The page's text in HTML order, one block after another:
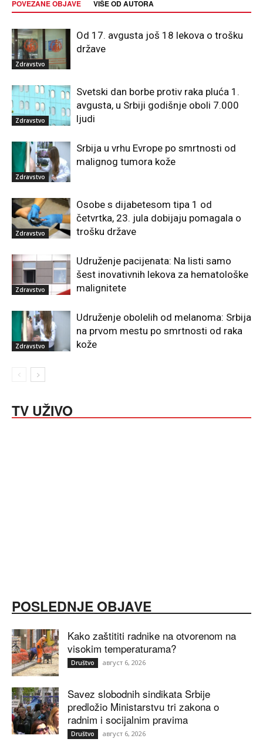
POVEZANE OBJAVE VIŠE OD AUTORA
Zdravstvo
Od 17. avgusta još 18 lekova o trošku
države
Zdravstvo
Svetski dan borbe protiv raka pluća 1.
avgusta, u Srbiji godišnje oboli 7.000
ljudi
Zdravstvo
Srbija u vrhu Evrope po smrtnosti od
malignog tumora kože
Zdravstvo
Osobe s dijabetesom tipa 1 od
četvrtka, 23. jula dobijaju pomagala o
trošku države
Zdravstvo
Udruženje pacijenata: Na listi samo
šest inovativnih lekova za hematološke
malignitete
Zdravstvo
Udruženje obolelih od melanoma: Srbija
na prvom mestu po smrtnosti od raka
kože
TV UŽIVO
POSLEDNJE OBJAVE
Kako zaštititi radnike na otvorenom na
visokim temperaturama?
Društvo август 6, 2026
Savez slobodnih sindikata Srbije
predložio Ministarstvu tri zakona o
radnim i socijalnim pravima
Društvo август 6, 2026